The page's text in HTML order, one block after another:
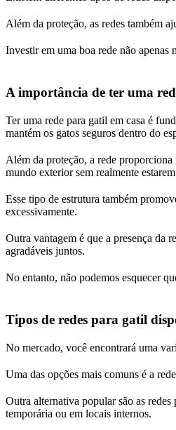
Além da proteção, as redes também
Investir em uma boa rede não apenas
A importância de ter uma
Ter uma rede para gatil em casa é
mantém os gatos seguros dentro do
Além da proteção, a rede proporciona
mundo exterior sem realmente
Esse tipo de estrutura também
excessivamente.
Outra vantagem é que a presença da
agradáveis juntos.
No entanto, não podemos esquecer
Tipos de redes para gatil
No mercado, você encontrará uma
Uma das opções mais comuns é a
Outra alternativa popular são as
temporária ou em locais internos.